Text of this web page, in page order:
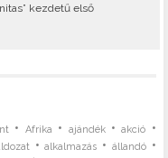
kezdetű első
• Afrika • ajándék•akció •
•alkalmazás • állandó•